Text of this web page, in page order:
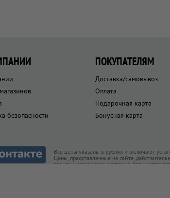
безопасности
ПОКУПАТЕЛЯМ
Доставка/самовывоз
Оплата
Подарочная карта
Бонусная карта
Все цены указаны в рублях и включают
Цены, представленные на сайте,
покупки через кассу магазина. Количество